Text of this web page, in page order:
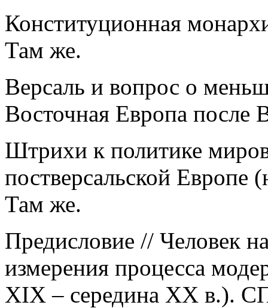
Конституционная
Там же.
Версаль и вопрос о
Восточная Европа после
Штрихи к политике
постверсальской Европе
Там же.
Предисловие // Человек
измерения процесса
XIX – середина XX в.).